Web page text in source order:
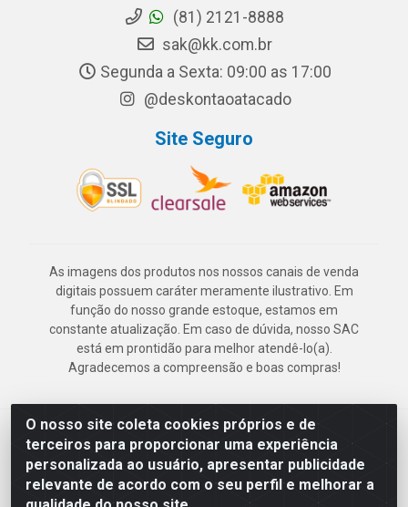
O nosso site coleta cookies próprios e de
terceiros para proporcionar uma experiência
personalizada ao usuário, apresentar publicidade
relevante de acordo com o seu perfil e melhorar a
(81) 2121-8888
sak@kk.com.br
Segunda a Sexta: 09:00 as 17:00
@deskontaoatacado
Site Seguro
As imagens dos produtos nos nossos canais de venda
digitais possuem caráter meramente ilustrativo. Em
função do nosso grande estoque, estamos em
constante atualização. Em caso de dúvida, nosso SAC
está em prontidão para melhor atendê-lo(a).
Agradecemos a compreensão e boas compras!
Deskontão Atacado - Av. Marechal Mascarenhas de Morais, 2471 -
Imbiribeira - Recife/PE - CEP 51.150-001 - CNPJ 24.150.377/0003-
57